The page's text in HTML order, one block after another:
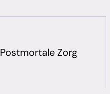
Postmortale Zorg